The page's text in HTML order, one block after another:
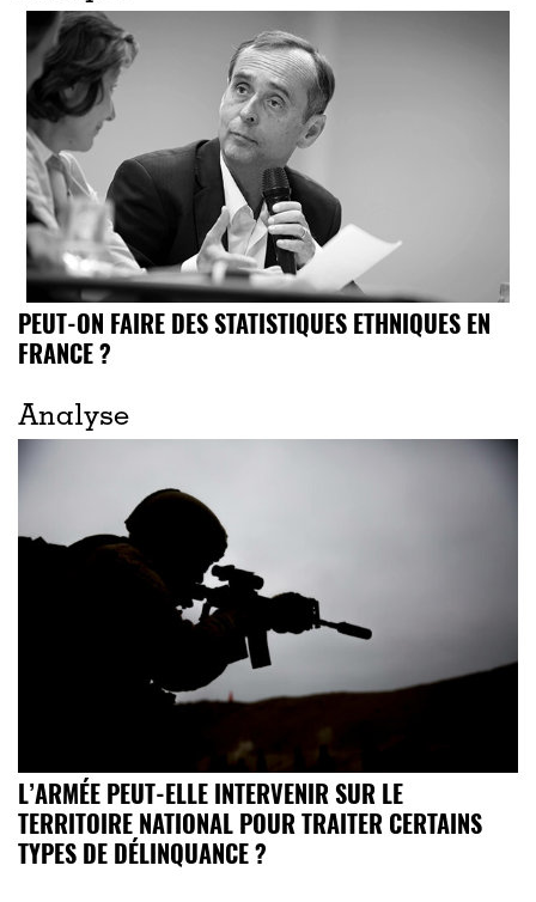
PEUT-ON FAIRE DES STATISTIQUES ETHNIQUES EN
FRANCE ?
Analyse
L’ARMÉE PEUT-ELLE INTERVENIR SUR LE
TERRITOIRE NATIONAL POUR TRAITER CERTAINS
TYPES DE DÉLINQUANCE ?